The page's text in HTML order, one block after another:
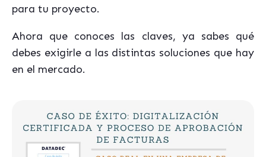
para tu proyecto.
Ahora que conoces las claves, ya sabes qué
debes exigirle a las distintas soluciones que hay
en el mercado.